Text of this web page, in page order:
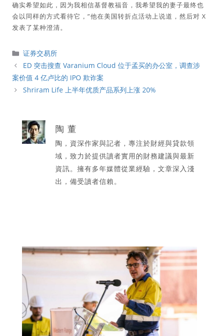
确实希望如此，因为我相信基督教福音，我希望我的妻子最终也
会以同样的方式看待它，”他在美国转折点活动上说道，然后对 X
发表了某种澄清。
分
類
证券交易所
ED 突击搜查 Varanium Cloud 位于孟买的办公室，调查涉
案价值 4 亿卢比的 IPO 欺诈案
Shriram Life 上半年优质产品系列上涨 20%
陶 董
陶，資深作家與記者，專注於財經與貸款領
域，致力於提供讀者實用的財務建議與最新
資訊。擁有多年媒體從業經驗，文章深入淺
出，備受讀者信賴。